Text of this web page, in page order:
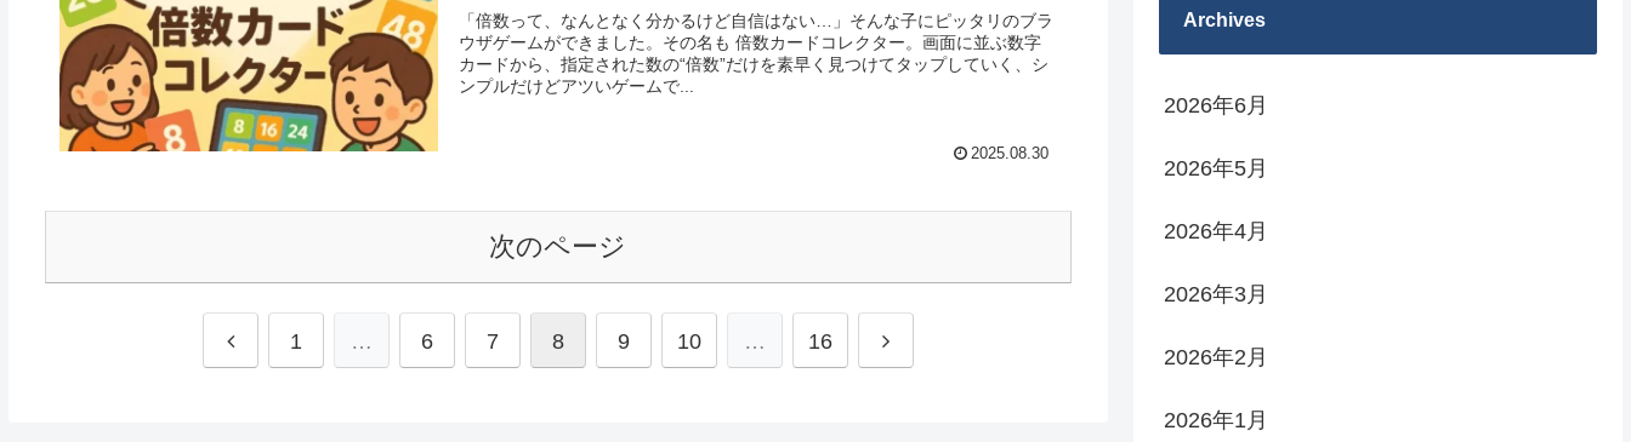
「倍数って、なんとなく分かるけど自信はない…」そんな子にピッタリのブラ
ウザゲームができました。その名も 倍数カードコレクター。画面に並ぶ数字
カードから、指定された数の“倍数”だけを素早く見つけてタップしていく、シ
ンプルだけどアツいゲームで...
2025.08.30
次のページ
1 … 6 7 8 9 10 … 16
Archives
2026年6月
2026年5月
2026年4月
2026年3月
2026年2月
2026年1月